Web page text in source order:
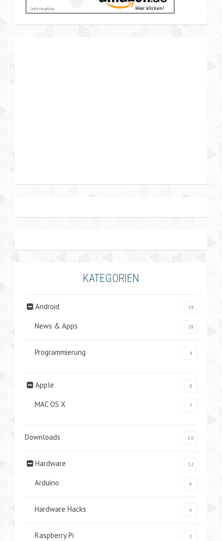
KATEGORIEN
Android 28
News & Apps 28
Programmierung 4
Apple 8
MAC OS X 7
Downloads 50
Hardware 12
Arduino 6
Hardware Hacks 6
Raspberry Pi 2